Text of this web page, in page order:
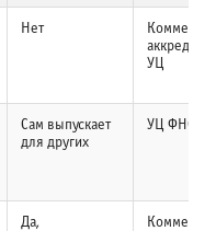
Нет
УЦ
Сам выпускает
для других
УЦ ФНС
Да,